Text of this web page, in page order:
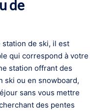
de
de ski, il est
qui correspond à votre
station offrant des
ski ou en snowboard,
sans vous mettre
des pentes